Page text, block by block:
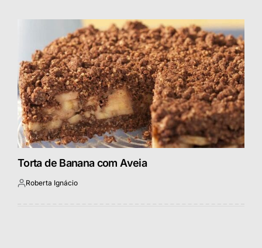
Torta de Banana com Aveia
Postado
Roberta Ignácio